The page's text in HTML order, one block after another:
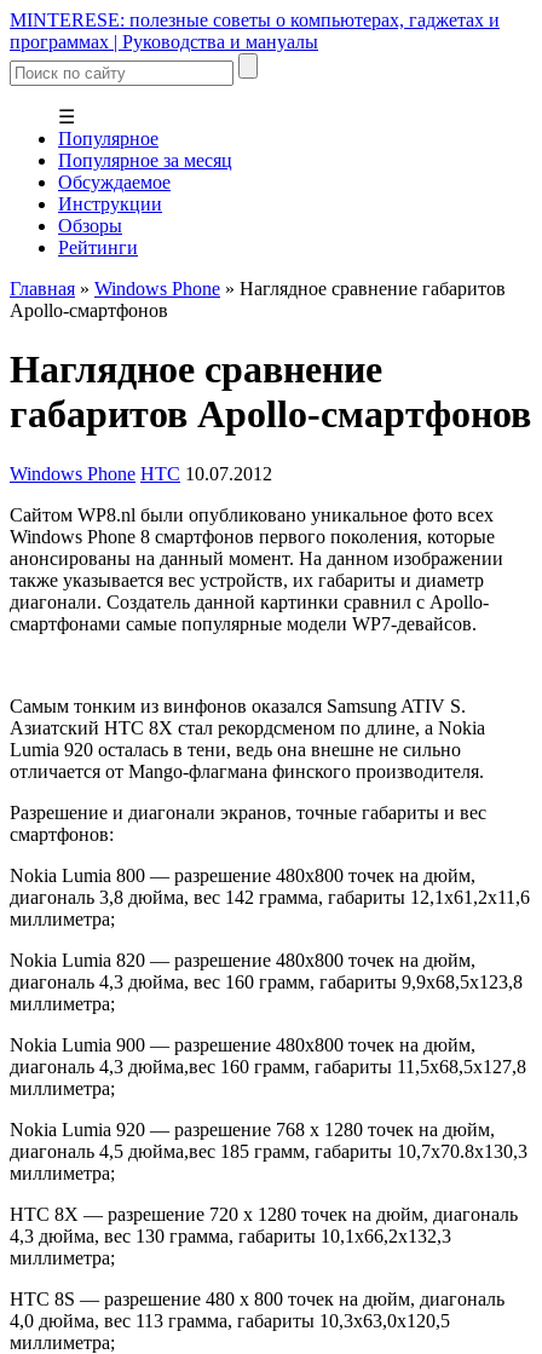
MINTERESE: полезные советы о компьютерах, гаджетах и
программах | Руководства и мануалы
☰
Популярное
Популярное за месяц
Обсуждаемое
Инструкции
Обзоры
Рейтинги
Главная » Windows Phone » Наглядное сравнение габаритов
Apollo-смартфонов
Наглядное сравнение
габаритов Apollo-смартфонов
Windows Phone HTC 10.07.2012
Сайтом WP8.nl были опубликовано уникальное фото всех
Windows Phone 8 смартфонов первого поколения, которые
анонсированы на данный момент. На данном изображении
также указывается вес устройств, их габариты и диаметр
диагонали. Создатель данной картинки сравнил с Apollo-
смартфонами самые популярные модели WP7-девайсов.
Самым тонким из винфонов оказался Samsung ATIV S.
Азиатский HTC 8X стал рекордсменом по длине, а Nokia
Lumia 920 осталась в тени, ведь она внешне не сильно
отличается от Mango-флагмана финского производителя.
Разрешение и диагонали экранов, точные габариты и вес
смартфонов:
Nokia Lumia 800 — разрешение 480х800 точек на дюйм,
диагональ 3,8 дюйма, вес 142 грамма, габариты 12,1х61,2х11,6
миллиметра;
Nokia Lumia 820 — разрешение 480х800 точек на дюйм,
диагональ 4,3 дюйма, вес 160 грамм, габариты 9,9х68,5х123,8
миллиметра;
Nokia Lumia 900 — разрешение 480х800 точек на дюйм,
диагональ 4,3 дюйма,вес 160 грамм, габариты 11,5х68,5х127,8
миллиметра;
Nokia Lumia 920 — разрешение 768 x 1280 точек на дюйм,
диагональ 4,5 дюйма,вес 185 грамм, габариты 10,7х70.8х130,3
миллиметра;
HTC 8X — разрешение 720 x 1280 точек на дюйм, диагональ
4,3 дюйма, вес 130 грамма, габариты 10,1х66,2х132,3
миллиметра;
HTC 8S — разрешение 480 x 800 точек на дюйм, диагональ
4,0 дюйма, вес 113 грамма, габариты 10,3х63,0х120,5
миллиметра;